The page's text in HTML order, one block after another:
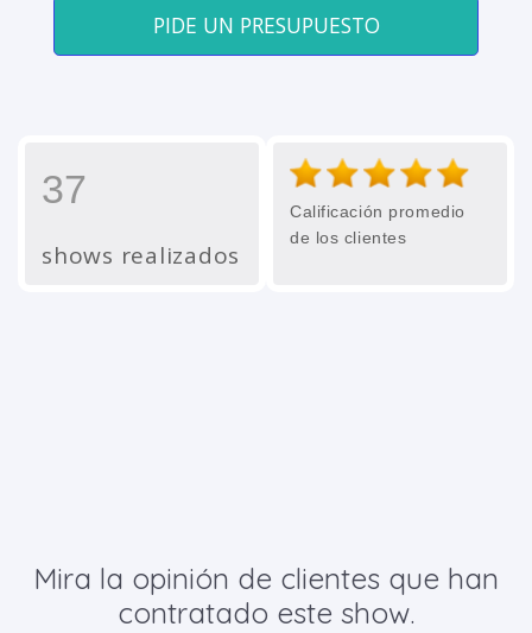
PIDE UN PRESUPUESTO
37
shows realizados
Calificación promedio
de los clientes
Mira la opinión de clientes que han
contratado este show.